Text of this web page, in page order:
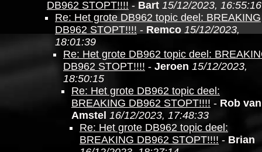
DB962 STOPT!!!! - Bart 15/12/2023, 16:55:16
Re: Het grote DB962 topic deel: BREAKING
DB962 STOPT!!!! - Remco 15/12/2023,
18:01:39
Re: Het grote DB962 topic deel:
DB962 STOPT!!!! - Jeroen 15/12/2023,
18:50:15
Re: Het grote DB962 topic deel:
BREAKING DB962 STOPT!!!! - Rob van
Amstel 16/12/2023, 17:48:33
Re: Het grote DB962 topic deel:
BREAKING DB962 STOPT!!!! - Brian